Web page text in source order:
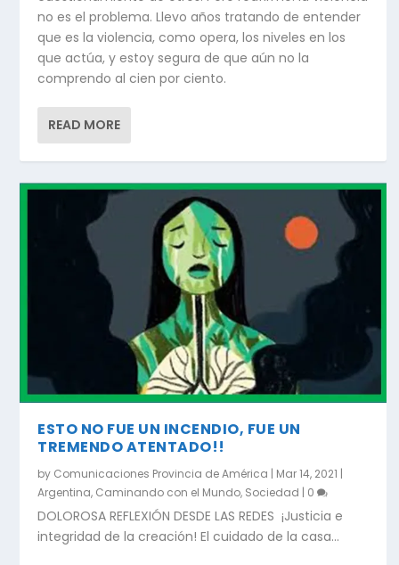
no es el problema. Llevo años tratando de entender
que es la violencia, como opera, los niveles en los
que actúa, y estoy segura de que aún no la
comprendo al cien por ciento.
READ MORE
ESTO NO FUE UN INCENDIO, FUE UN
TREMENDO ATENTADO!!
by Comunicaciones Provincia de América | Mar 14, 2021 |
Argentina, Caminando con el Mundo, Sociedad | 0
DOLOROSA REFLEXIÓN DESDE LAS REDES ¡Justicia e
integridad de la creación! El cuidado de la casa...